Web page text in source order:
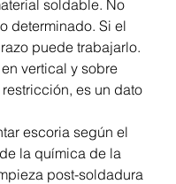
soldable. No
determinado. Si el
puede trabajarlo.
vertical y sobre
es un dato
escoria según el
la química de la
post-soldadura